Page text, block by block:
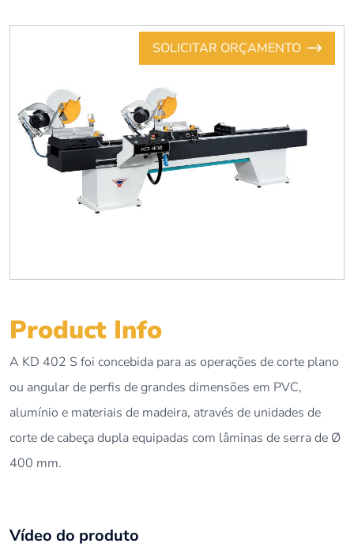
SOLICITAR ORÇAMENTO
Product Info
A KD 402 S foi concebida para as operações de corte plano
ou angular de perfis de grandes dimensões em PVC,
alumínio e materiais de madeira, através de unidades de
corte de cabeça dupla equipadas com lâminas de serra de Ø
400 mm.
Vídeo do produto